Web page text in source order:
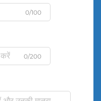
0/100
0/200